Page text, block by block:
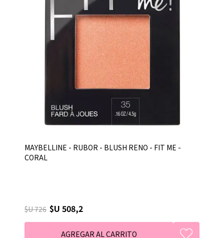
MAYBELLINE - RUBOR - BLUSH RENO - FIT ME -
CORAL
$U 726 $U 508,2